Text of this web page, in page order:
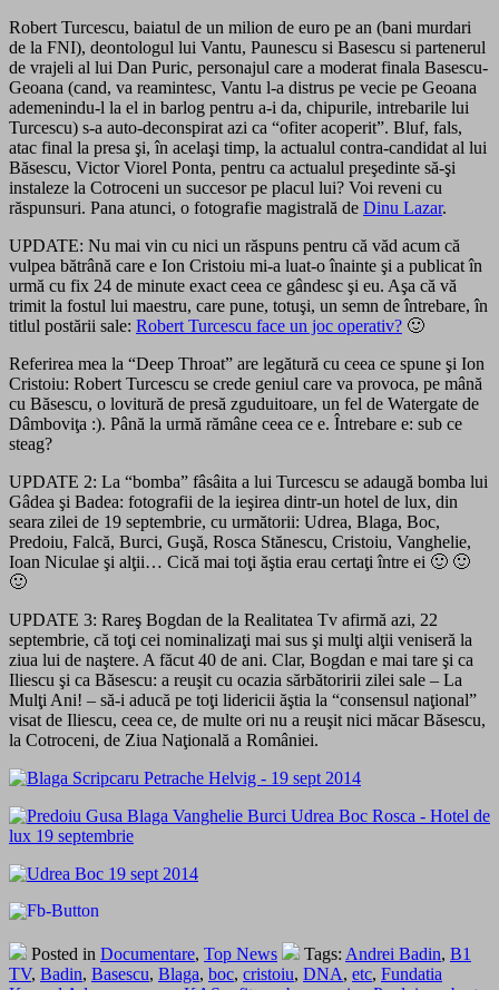
Robert Turcescu, baiatul de un milion de euro pe an (bani murdari
de la FNI), deontologul lui Vantu, Paunescu si Basescu si partenerul
de vrajeli al lui Dan Puric, personajul care a moderat finala Basescu-
Geoana (cand, va reamintesc, Vantu l-a distrus pe vecie pe Geoana
ademenindu-l la el in barlog pentru a-i da, chipurile, intrebarile lui
Turcescu) s-a auto-deconspirat azi ca “ofiter acoperit”. Bluf, fals,
atac final la presa şi, în acelaşi timp, la actualul contra-candidat al lui
Băsescu, Victor Viorel Ponta, pentru ca actualul preşedinte să-şi
instaleze la Cotroceni un succesor pe placul lui? Voi reveni cu
răspunsuri. Pana atunci, o fotografie magistrală de Dinu Lazar.
UPDATE: Nu mai vin cu nici un răspuns pentru că văd acum că
vulpea bătrână care e Ion Cristoiu mi-a luat-o înainte şi a publicat în
urmă cu fix 24 de minute exact ceea ce gândesc şi eu. Aşa că vă
trimit la fostul lui maestru, care pune, totuşi, un semn de întrebare, în
titlul postării sale: Robert Turcescu face un joc operativ? 🙂
Referirea mea la “Deep Throat” are legătură cu ceea ce spune şi Ion
Cristoiu: Robert Turcescu se crede geniul care va provoca, pe mână
cu Băsescu, o lovitură de presă zguduitoare, un fel de Watergate de
Dâmboviţa :). Până la urmă rămâne ceea ce e. Întrebare e: sub ce
steag?
UPDATE 2: La “bomba” fâsâita a lui Turcescu se adaugă bomba lui
Gâdea şi Badea: fotografii de la ieşirea dintr-un hotel de lux, din
seara zilei de 19 septembrie, cu următorii: Udrea, Blaga, Boc,
Predoiu, Falcă, Burci, Guşă, Rosca Stănescu, Cristoiu, Vanghelie,
Ioan Niculae şi alţii… Cică mai toţi ăştia erau certaţi între ei 🙂 🙂
🙂
UPDATE 3: Rareş Bogdan de la Realitatea Tv afirmă azi, 22
septembrie, că toţi cei nominalizaţi mai sus şi mulţi alţii veniseră la
ziua lui de naştere. A făcut 40 de ani. Clar, Bogdan e mai tare şi ca
Iliescu şi ca Băsescu: a reuşit cu ocazia sărbătoririi zilei sale – La
Mulţi Ani! – să-i aducă pe toţi lidericii ăştia la “consensul naţional”
visat de Iliescu, ceea ce, de multe ori nu a reuşit nici măcar Băsescu,
la Cotroceni, de Ziua Naţională a României.
Posted in Documentare, Top News Tags: Andrei Badin, B1
TV, Badin, Basescu, Blaga, boc, cristoiu, DNA, etc, Fundatia